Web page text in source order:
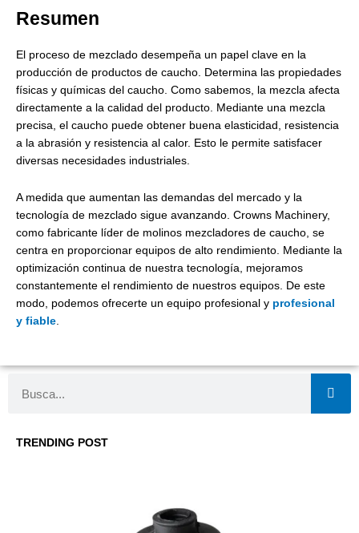
Resumen
El proceso de mezclado desempeña un papel clave en la
producción de productos de caucho. Determina las propiedades
físicas y químicas del caucho. Como sabemos, la mezcla afecta
directamente a la calidad del producto. Mediante una mezcla
precisa, el caucho puede obtener buena elasticidad, resistencia
a la abrasión y resistencia al calor. Esto le permite satisfacer
diversas necesidades industriales.
A medida que aumentan las demandas del mercado y la
tecnología de mezclado sigue avanzando. Crowns Machinery,
como fabricante líder de molinos mezcladores de caucho, se
centra en proporcionar equipos de alto rendimiento. Mediante la
optimización continua de nuestra tecnología, mejoramos
constantemente el rendimiento de nuestros equipos. De este
modo, podemos ofrecerte un equipo profesional y profesional
y fiable.
TRENDING POST